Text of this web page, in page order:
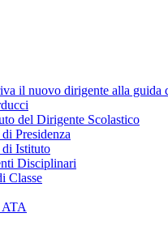
il nuovo dirigente alla guida
del Dirigente Scolastico
Presidenza
Istituto
Disciplinari
Classe
ATA